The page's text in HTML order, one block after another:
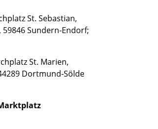
St. Sebastian,
Sundern-Endorf;
St. Marien,
Dortmund-Sölde